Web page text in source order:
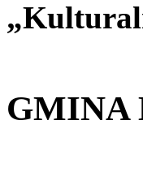
GMINA